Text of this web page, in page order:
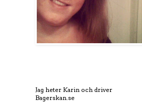
Jag heter Karin och driver
Bagerskan.se